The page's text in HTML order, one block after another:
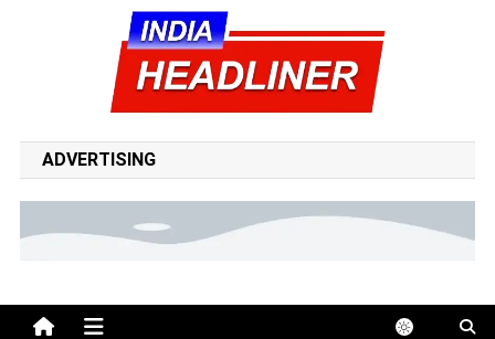
indiaheadliner | india
headliner hindi news
headlines, politics, entertainment, sports, tech, and world updates
– all in one place, 24/7.
ADVERTISING